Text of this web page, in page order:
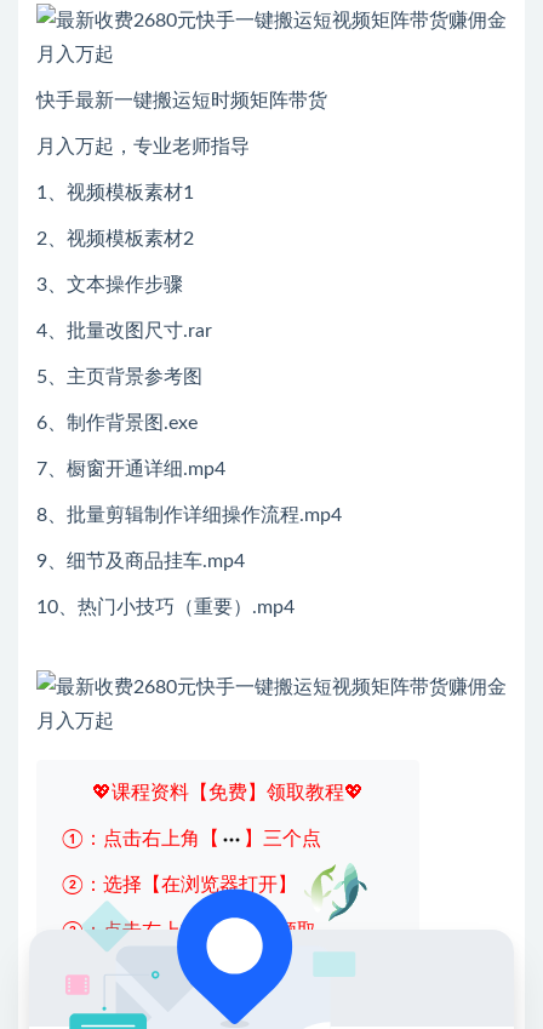
快手最新一键搬运短时频矩阵带货
月入万起，专业老师指导
1、视频模板素材1
2、视频模板素材2
3、文本操作步骤
4、批量改图尺寸.rar
5、主页背景参考图
6、制作背景图.exe
7、橱窗开通详细.mp4
8、批量剪辑制作详细操作流程.mp4
9、细节及商品挂车.mp4
10、热门小技巧（重要）.mp4
💖课程资料【免费】领取教程💖
①：点击右上角【 】三个点
②：选择【在浏览器打开】
③：点击右上方【登录】领取
限时活动：注册新用户赠送VIP